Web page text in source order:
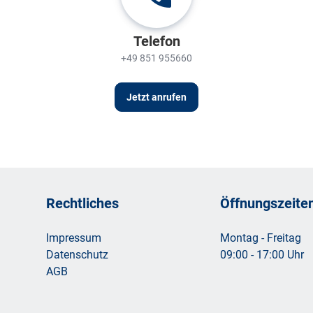
Telefon
+49 851 955660
Jetzt anrufen
Rechtliches
Impressum
Datenschutz
AGB
Montag - Freitag
09:00 - 17:00 Uhr